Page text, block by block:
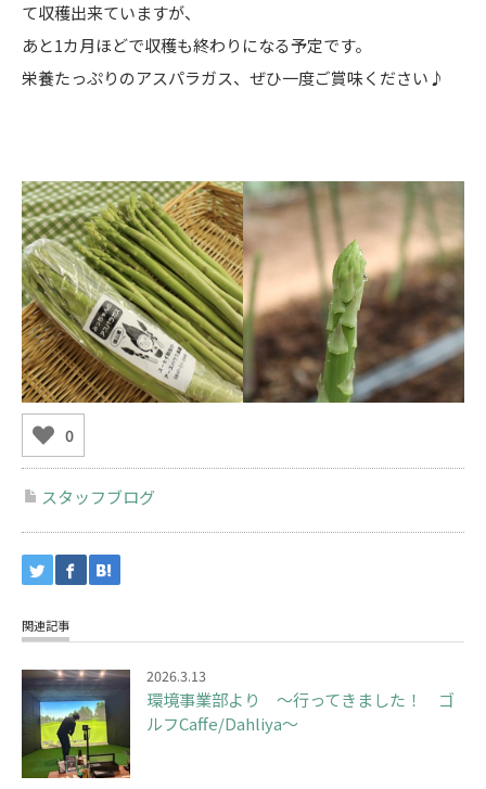
て収穫出来ていますが、
あと1カ月ほどで収穫も終わりになる予定です。
栄養たっぷりのアスパラガス、ぜひ一度ご賞味ください♪
0
スタッフブログ
関連記事
2026.3.13
環境事業部より ～行ってきました！ ゴ
ルフCaffe/Dahliya～